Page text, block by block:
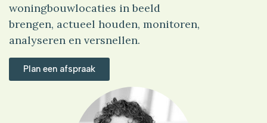
woningbouwlocaties in beeld
brengen, actueel houden, monitoren,
analyseren en versnellen.
Plan een afspraak